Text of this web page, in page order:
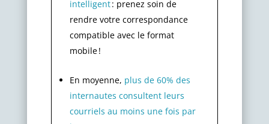
intelligent: prenez soin de
rendre votre correspondance
compatible avec le format
mobile !
En moyenne, plus de 60% des
internautes consultent leurs
courriels au moins une fois par